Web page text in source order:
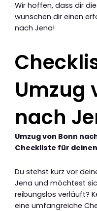
Wir hoffen, dass dir
wünschen dir einen
nach Jena!
Umzug
nach
Umzug von Bonn
Checkliste für
Du stehst kurz vor
Jena und möchtest
reibungslos verläuft?
eine umfangreiche